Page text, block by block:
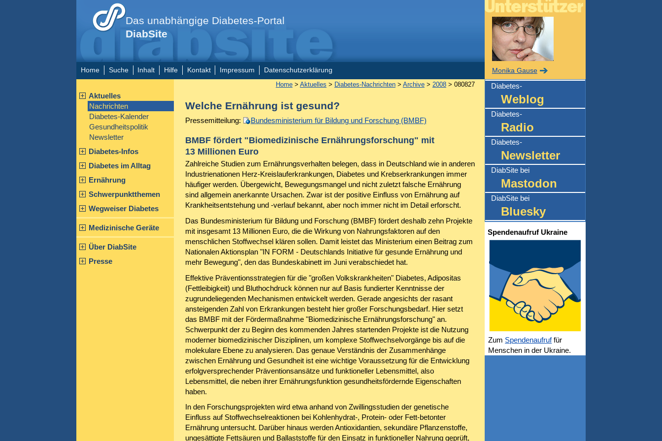
Das unabhängige Diabetes-Portal
DiabSite
Home Suche Inhalt Hilfe Kontakt Impressum Datenschutzerklärung
Aktuelles
Nachrichten
Diabetes-Kalender
Gesundheitspolitik
Newsletter
Diabetes-Infos
Diabetes im Alltag
Ernährung
Schwerpunktthemen
Wegweiser Diabetes
Medizinische Geräte
Über DiabSite
Presse
Home> Aktuelles > Diabetes-Nachrichten> Archive> 2008> 080827
Welche Ernährung ist gesund?
Pressemitteilung: Bundesministerium für Bildung und Forschung (BMBF)
BMBF fördert "Biomedizinische Ernährungsforschung" mit
13 Millionen Euro
Zahlreiche Studien zum Ernährungsverhalten belegen, dass in Deutschland wie in anderen
Industrienationen Herz-Kreislauferkrankungen, Diabetes und Krebserkrankungen immer
häufiger werden. Übergewicht, Bewegungsmangel und nicht zuletzt falsche Ernährung
sind allgemein anerkannte Ursachen. Zwar ist der positive Einfluss von Ernährung auf
Krankheitsentstehung und -verlauf bekannt, aber noch immer nicht im Detail erforscht.
Das Bundesministerium für Bildung und Forschung (BMBF) fördert deshalb zehn Projekte
mit insgesamt 13 Millionen Euro, die die Wirkung von Nahrungsfaktoren auf den
menschlichen Stoffwechsel klären sollen. Damit leistet das Ministerium einen Beitrag zum
Nationalen Aktionsplan "IN FORM - Deutschlands Initiative für gesunde Ernährung und
mehr Bewegung", den das Bundeskabinett im Juni verabschiedet hat.
Effektive Präventionsstrategien für die "großen Volkskrankheiten" Diabetes, Adipositas
(Fettleibigkeit) und Bluthochdruck können nur auf Basis fundierter Kenntnisse der
zugrundeliegenden Mechanismen entwickelt werden. Gerade angesichts der rasant
ansteigenden Zahl von Erkrankungen besteht hier großer Forschungsbedarf. Hier setzt
das BMBF mit der Fördermaßnahme "Biomedizinische Ernährungsforschung" an.
Schwerpunkt der zu Beginn des kommenden Jahres startenden Projekte ist die Nutzung
moderner biomedizinischer Disziplinen, um komplexe Stoffwechselvorgänge bis auf die
molekulare Ebene zu analysieren. Das genaue Verständnis der Zusammenhänge
zwischen Ernährung und Gesundheit ist eine wichtige Voraussetzung für die Entwicklung
erfolgversprechender Präventionsansätze und funktioneller Lebensmittel, also
Lebensmittel, die neben ihrer Ernährungsfunktion gesundheitsfördernde Eigenschaften
haben.
In den Forschungsprojekten wird etwa anhand von Zwillingsstudien der genetische
Einfluss auf Stoffwechselreaktionen bei Kohlenhydrat-, Protein- oder Fett-betonter
Ernährung untersucht. Darüber hinaus werden Antioxidantien, sekundäre Pflanzenstoffe,
ungesättigte Fettsäuren und Ballaststoffe für den Einsatz in funktioneller Nahrung geprüft,
Monika Gause
Diabetes-
Weblog
Diabetes-
Radio
Diabetes-
Newsletter
DiabSite bei
Mastodon
DiabSite bei
Bluesky
Spendenaufruf Ukraine
Zum Spendenaufruffür
Menschen in der Ukraine.